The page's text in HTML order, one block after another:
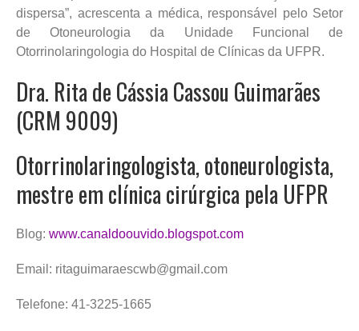
dispersa”, acrescenta a médica, responsável pelo Setor
de Otoneurologia da Unidade Funcional de
Otorrinolaringologia do Hospital de Clínicas da UFPR.
Dra. Rita de Cássia Cassou Guimarães
(CRM 9009)
Otorrinolaringologista, otoneurologista,
mestre em clínica cirúrgica pela UFPR
Blog: www.canaldoouvido.blogspot.com
Email: ritaguimaraescwb@gmail.com
Telefone: 41-3225-1665